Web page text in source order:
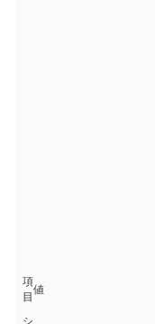
項
目
値
シ